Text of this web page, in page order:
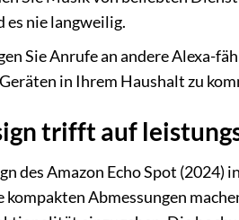
es nie langweilig.
Sie Anrufe an andere Alexa-
in Ihrem Haushalt zu
trifft auf
des Amazon Echo Spot
kompakten Abmessungen